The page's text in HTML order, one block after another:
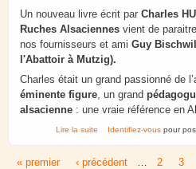
Un nouveau livre écrit par Charles
Ruches Alsaciennes vient de
nos fournisseurs et ami Guy
l'Abattoir à Mutzig).
Charles était un grand passionné de
éminente figure, un grand
alsacienne : une vraie référence en
Lire la suite de Livre Charles HUCK :
Identifiez-vous pour
« premier ‹ précédent … 2 3